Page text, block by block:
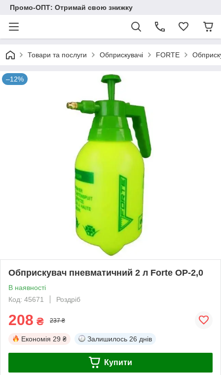
Промо-ОПТ: Отримай свою знижку
Товари та послуги Обприскувачі FORTE
–12%
Обприскувач пневматичний 2 л Forte ОР-2,0
В наявності
Код: 45671
Роздріб
208 ₴ 237 ₴
Економія 29 ₴ Залишилось 26 днів
Купити